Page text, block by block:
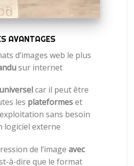
AVANTAGES
d’images web le plus
sur internet
universelcar il peut être
les plateformeset
sans besoin
logiciel externe
de l’image avec
à-dire que le format